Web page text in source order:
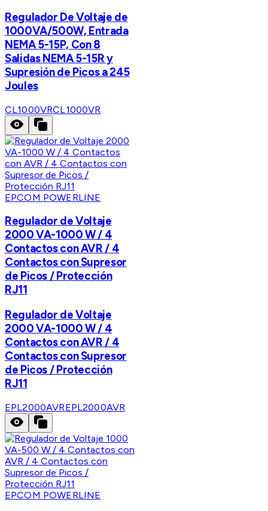
Regulador De Voltaje de
1000VA/500W, Entrada
NEMA 5-15P, Con 8
Salidas NEMA 5-15R y
Supresión de Picos a 245
Joules
CL1000VRCL1000VR
EPCOM POWERLINE
Regulador de Voltaje
2000 VA-1000 W / 4
Contactos con AVR / 4
Contactos con Supresor
de Picos / Protección
RJ11
Regulador de Voltaje
2000 VA-1000 W / 4
Contactos con AVR / 4
Contactos con Supresor
de Picos / Protección
RJ11
EPL2000AVREPL2000AVR
EPCOM POWERLINE